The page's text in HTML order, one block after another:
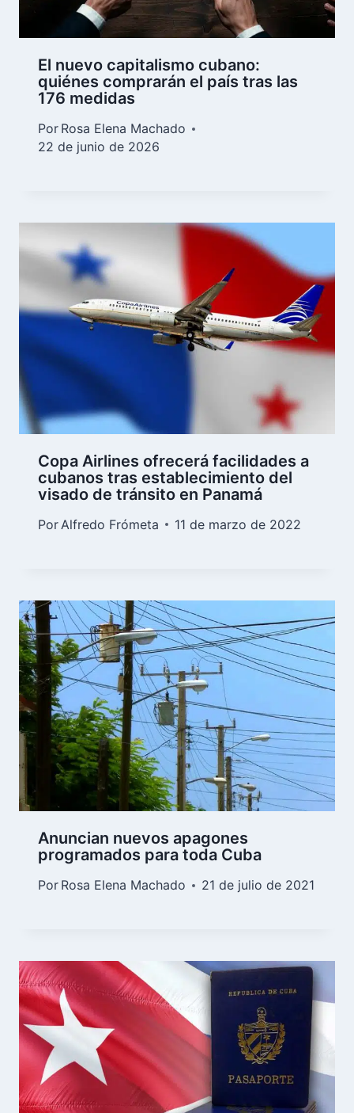
El nuevo capitalismo cubano:
quiénes comprarán el país tras las
176 medidas
Por Rosa Elena Machado
22 de junio de 2026
Copa Airlines ofrecerá facilidades a
cubanos tras establecimiento del
visado de tránsito en Panamá
Por Alfredo Frómeta 11 de marzo de 2022
Anuncian nuevos apagones
programados para toda Cuba
Por Rosa Elena Machado 21 de julio de 2021